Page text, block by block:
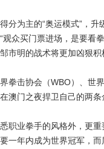
为主的“奥运模式”，升
观众买门票进场，是要看
市明的战术将更加凶狠积
击协会（WBO）、世
澳门之夜捍卫自己的两条
业拳手的风格外，更重
一年内成为世界冠军，